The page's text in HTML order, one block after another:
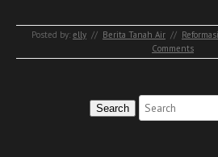
Posted by: elly // Berita Tanah Air // Reformasi
Comments
Search